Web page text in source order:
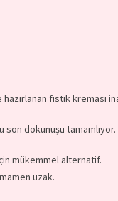
fıstık kreması
dokunuşu tamamlıyor.
mükemmel alternatif.
uzak.